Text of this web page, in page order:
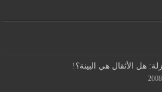
هل الأثقال هي البينة؟!